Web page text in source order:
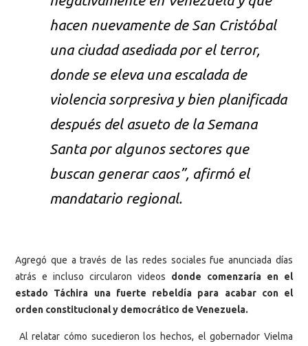
hacen nuevamente de San Cristóbal
una ciudad asediada por el terror,
donde se eleva una escalada de
violencia sorpresiva y bien planificada
después del asueto de la Semana
Santa por algunos sectores que
buscan generar caos”, afirmó el
mandatario regional.
Agregó que a través de las redes sociales fue anunciada días
atrás e incluso circularon videos donde comenzaría en el
estado Táchira una fuerte rebeldía para acabar con el
orden constitucional y democrático de Venezuela.
Al relatar cómo sucedieron los hechos, el gobernador Vielma